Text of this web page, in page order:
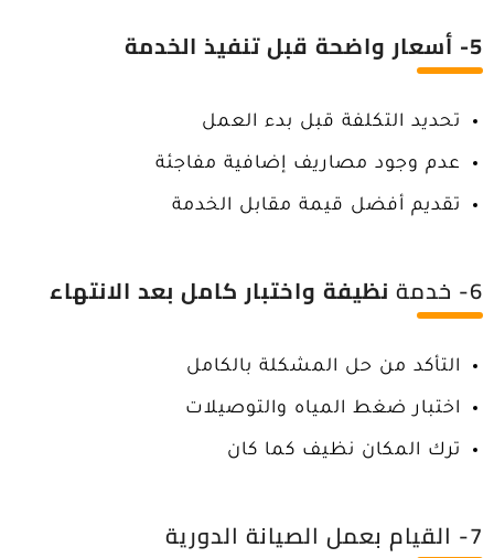
5- أسعار واضحة قبل تنفيذ الخدمة
تحديد التكلفة قبل بدء العمل
عدم وجود مصاريف إضافية مفاجئة
تقديم أفضل قيمة مقابل الخدمة
6- خدمة نظيفة واختبار كامل بعد الانتهاء
التأكد من حل المشكلة بالكامل
اختبار ضغط المياه والتوصيلات
ترك المكان نظيف كما كان
7- القيام بعمل الصيانة الدورية